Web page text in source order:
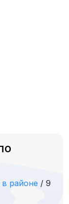
районе / 9